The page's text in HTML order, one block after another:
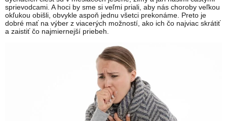
sprievodcami. A hoci by sme si veľmi priali, aby nás choroby veľkou
okľukou obišli, obvykle aspoň jednu všetci prekonáme. Preto je
dobré mať na výber z viacerých možností, ako ich čo najviac skrátiť
a zaistiť čo najmiernejší priebeh.